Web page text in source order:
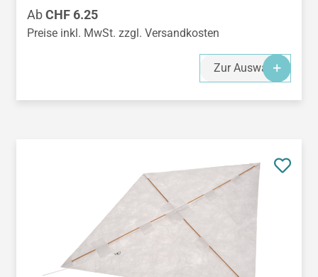
Regulärer Preis:
AbCHF 6.25
Preise inkl. MwSt. zzgl. Versandkosten
Zur Auswahl